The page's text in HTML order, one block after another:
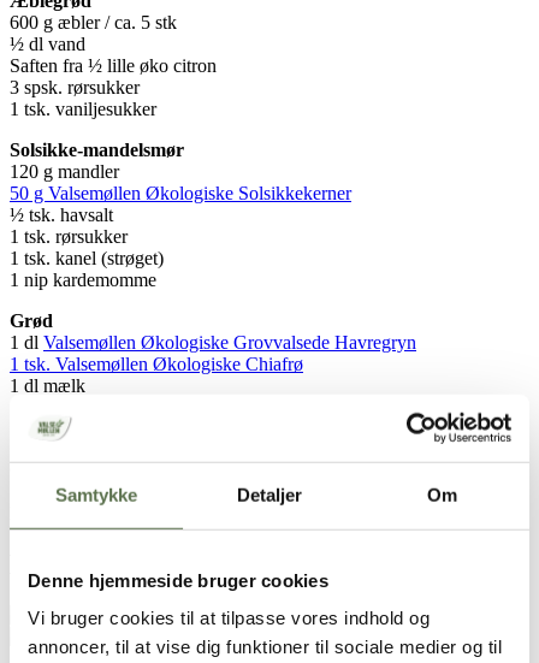
Samtykke Detaljer Om
Denne hjemmeside bruger cookies
Vi bruger cookies til at tilpasse vores indhold og
annoncer, til at vise dig funktioner til sociale medier og til
600 g æbler / ca. 5 stk
½ dl vand
Saften fra ½ lille øko citron
3 spsk. rørsukker
1 tsk. vaniljesukker
Solsikke-mandelsmør
120 g mandler
50 g Valsemøllen Økologiske Solsikkekerner
½ tsk. havsalt
1 tsk. rørsukker
1 tsk. kanel (strøget)
1 nip kardemomme
Grød
1 dl Valsemøllen Økologiske Grovvalsede Havregryn
1 tsk. Valsemøllen Økologiske Chiafrø
1 dl mælk
1 nip havsalt
Øvrig topping
Økologiske Solsikkekerner
Økologiske Havregryn,
grovvalsede